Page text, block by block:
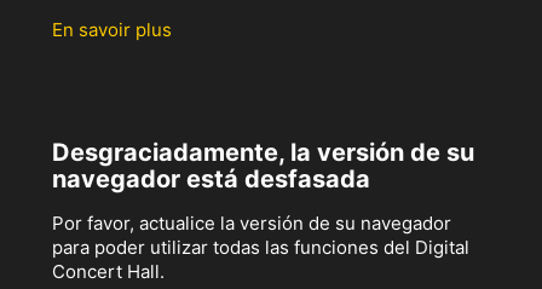
En savoir plus
Desgraciadamente, la versión de su
navegador está desfasada
Por favor, actualice la versión de su navegador
para poder utilizar todas las funciones del Digital
Concert Hall.